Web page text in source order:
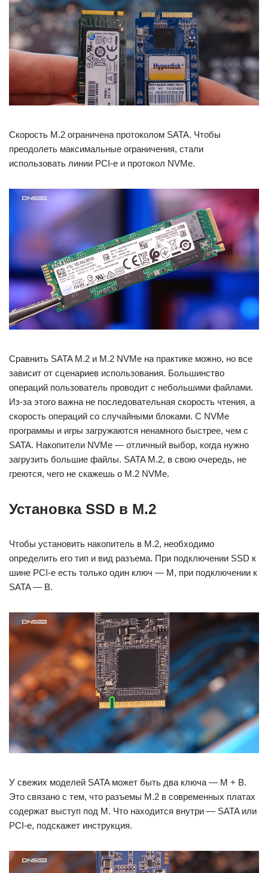
Скорость M.2 ограничена протоколом SATA. Чтобы
преодолеть максимальные ограничения, стали
использовать линии PCI-e и протокол NVMe.
Сравнить SATA M.2 и M.2 NVMe на практике можно, но все
зависит от сценариев использования. Большинство
операций пользователь проводит с небольшими файлами.
Из-за этого важна не последовательная скорость чтения, а
скорость операций со случайными блоками. С NVMe
программы и игры загружаются ненамного быстрее, чем с
SATA. Накопители NVMe — отличный выбор, когда нужно
загрузить большие файлы. SATA M.2, в свою очередь, не
греются, чего не скажешь о M.2 NVMe.
Установка SSD в M.2
Чтобы установить накопитель в M.2, необходимо
определить его тип и вид разъема. При подключении SSD к
шине PCI-e есть только один ключ — M, при подключении к
SATA — B.
У свежих моделей SATA может быть два ключа — M + B.
Это связано с тем, что разъемы M.2 в современных платах
содержат выступ под M. Что находится внутри — SATA или
PCI-e, подскажет инструкция.